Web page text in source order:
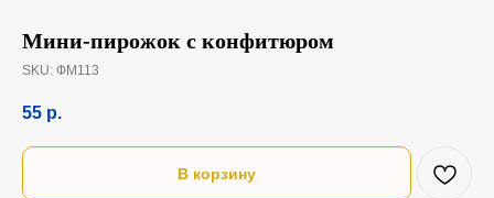
Мини-пирожок с конфитюром
SKU: ФМ113
55 р.
В корзину